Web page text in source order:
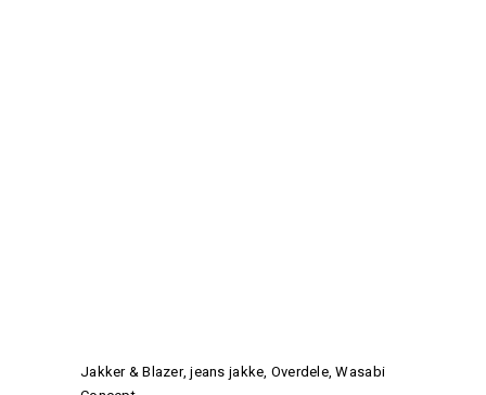
flere
Jakker & Blazer,jeans jakke, Overdele,Wasabi